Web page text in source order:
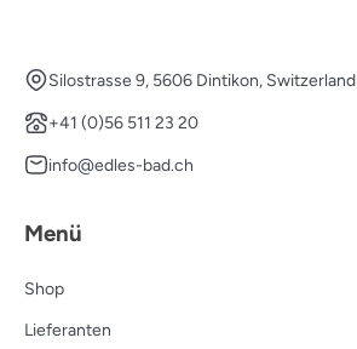
Silostrasse 9, 5606 Dintikon, Switzerland
+41 (0)56 511 23 20
info@edles-bad.ch
Menü
Shop
Lieferanten